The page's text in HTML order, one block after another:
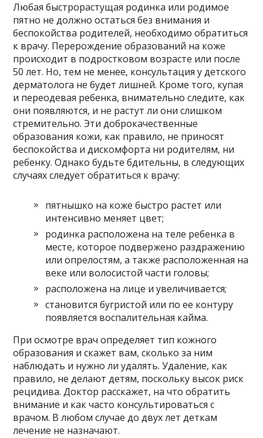
Любая быстрорастущая родинка или родимое
пятно не должно остаться без внимания и
беспокойства родителей, необходимо обратиться
к врачу. Перерождение образований на коже
происходит в подростковом возрасте или после
50 лет. Но, тем не менее, консультация у детского
дерматолога не будет лишней. Кроме того, купая
и переодевая ребенка, внимательно следите, как
они появляются, и не растут ли они слишком
стремительно. Эти доброкачественные
образования кожи, как правило, не приносят
беспокойства и дискомфорта ни родителям, ни
ребенку. Однако будьте бдительны, в следующих
случаях следует обратиться к врачу:
пятнышко на коже быстро растет или
интенсивно меняет цвет;
родинка расположена на теле ребенка в
месте, которое подвержено раздражению
или опрелостям, а также расположенная на
веке или волосистой части головы;
расположена на лице и увеличивается;
становится бугристой или по ее контуру
появляется воспалительная кайма.
При осмотре врач определяет тип кожного
образования и скажет вам, сколько за ним
наблюдать и нужно ли удалять. Удаление, как
правило, не делают детям, поскольку высок риск
рецидива. Доктор расскажет, на что обратить
внимание и как часто консультироваться с
врачом. В любом случае до двух лет деткам
лечение не назначают.